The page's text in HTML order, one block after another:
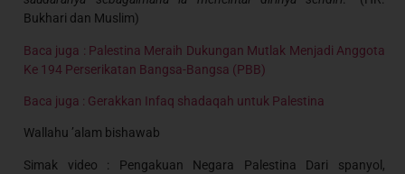
Bukhari dan Muslim)
Baca juga : Palestina Meraih Dukungan Mutlak Menjadi Anggota
Ke 194 Perserikatan Bangsa-Bangsa (PBB)
Baca juga : Gerakkan Infaq shadaqah untuk Palestina
Wallahu ’alam bishawab
Simak video : Pengakuan Negara Palestina Dari spanyol,